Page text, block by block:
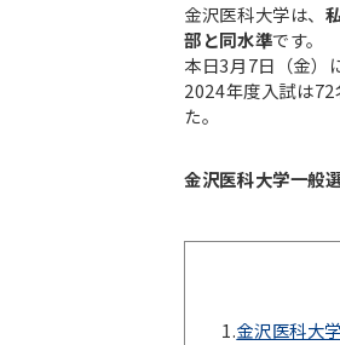
金沢医科大学は、
部と同水準です。
本日3月7日（金）
2024年度入試は
た。
金沢医科大学一般
1.金沢医科大